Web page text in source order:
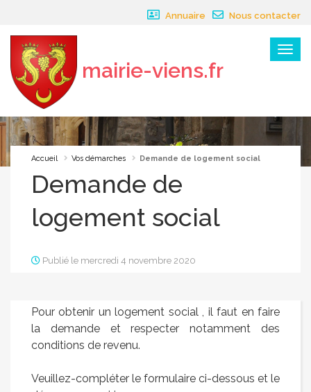
Annuaire Nous contacter
Menu
mairie-viens.fr
×
Accueil Vos démarches Demande de logement social
Demande de
logement social
Publié le mercredi 4 novembre 2020
Pour obtenir un logement social , il faut en faire
la demande et respecter notamment des
conditions de revenu.
Veuillez-compléter le formulaire ci-dessous et le
Panneau de gestion des cookies